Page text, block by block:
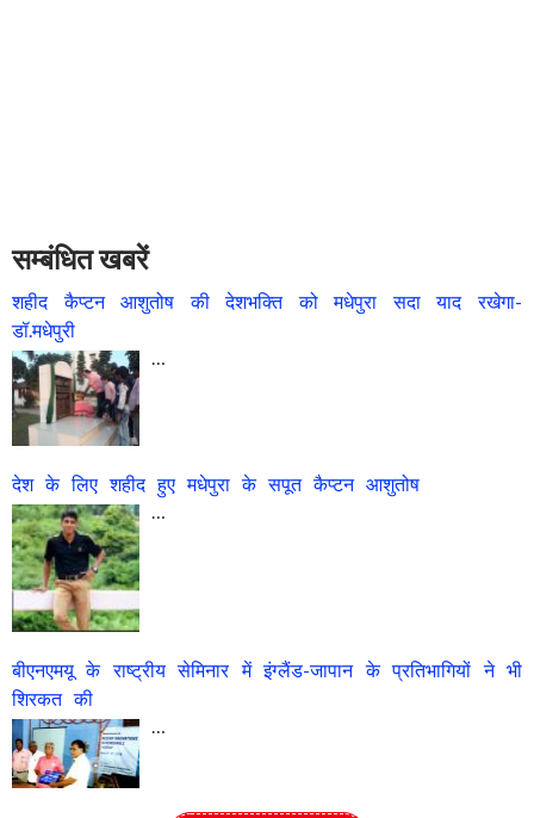
सम्बंधित खबरें
शहीद कैप्टन आशुतोष की देशभक्ति को मधेपुरा सदा याद रखेगा-
डॉ.मधेपुरी
…
देश के लिए शहीद हुए मधेपुरा के सपूत कैप्टन आशुतोष
…
बीएनएमयू के राष्ट्रीय सेमिनार में इंग्लैंड-जापान के प्रतिभागियों ने भी
शिरकत की
…